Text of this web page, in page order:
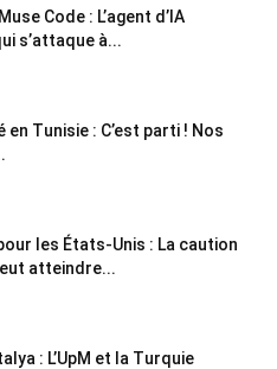
Code : L’agent d’IA
s’attaque à...
en Tunisie : C’est parti ! Nos
les États-Unis : La caution
atteindre...
: L’UpM et la Turquie